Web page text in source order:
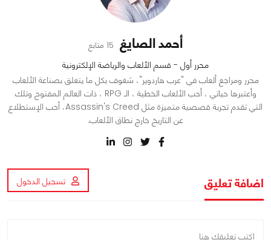
أحمد الصايغ 15 متابع
محرر أول - قسم الألعاب والرياضة الإلكترونية
محرر ومراجع ألعاب في "عرب هاردوير"، شغوف بكل ما يتعلق بصناعة الألعاب
وأعتبرها حياتي ، أحب الألعاب الخطية ، الـ RPG ، ذات العالم المفتوح وتلك
التي تقدم تجربة قصصية متميزة مثل Assassin's Creed، أحب الإستطلاع
عن التاريخ خارج نطاق الألعاب.
اضافة تعليق تسجيل الدخول